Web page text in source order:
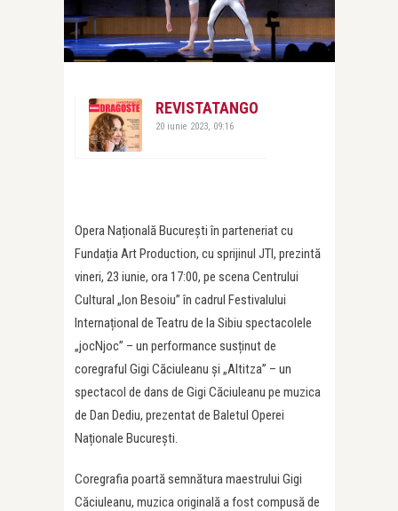
REVISTATANGO
20 iunie 2023, 09:16
Opera Națională București în parteneriat cu
Fundația Art Production, cu sprijinul JTI, prezintă
vineri, 23 iunie, ora 17:00, pe scena Centrului
Cultural „Ion Besoiu” în cadrul Festivalului
Internațional de Teatru de la Sibiu spectacolele
„jocNjoc” – un performance susținut de
coregraful Gigi Căciuleanu și „Altitza” – un
spectacol de dans de Gigi Căciuleanu pe muzica
de Dan Dediu, prezentat de Baletul Operei
Naționale București.
Coregrafia poartă semnătura maestrului Gigi
Căciuleanu, muzica originală a fost compusă de